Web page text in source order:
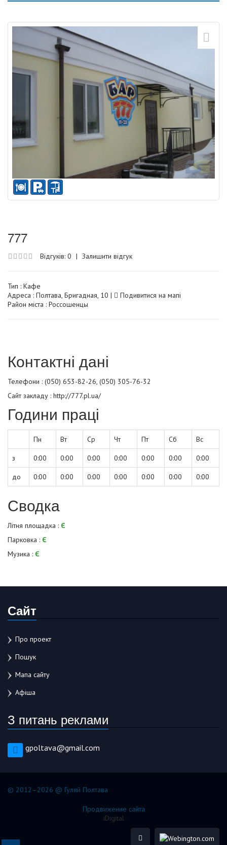
777
Відгуків: 0 | Залишити відгук
Тип : Кафе
Адреса : Полтава, Бригадная, 10 |
Подивитися на мапі
Район міста : Россошенцы
Контактні дані
Телефони : (050) 653-82-26, (050) 305-76-32
Сайт закладу : http://777.pl.ua/
Години праці
Пн Вт Ср Чт Пт Сб Вс
з 0:00 0:00 0:00 0:00 0:00 0:00 0:00
до 0:00 0:00 0:00 0:00 0:00 0:00 0:00
Сводка
Літня площадка : Є
Парковка : Є
Музика : Є
Сайт
Про проект
Пошук
Мапа сайту
Афіша
З питань реклами
gpoltava@gmail.com
© 2012–2026 @ Гуляй Полтава
Продвижение сайта
iDigital